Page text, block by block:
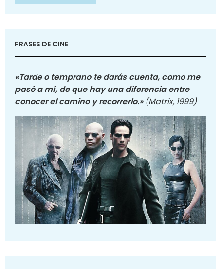
FRASES DE CINE
«Tarde o temprano te darás cuenta, como me
pasó a mí, de que hay una diferencia entre
conocer el camino y recorrerlo.» (Matrix, 1999)